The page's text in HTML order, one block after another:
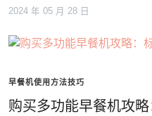
2024 年 05 月 28 日
早餐机使用方法技巧
购买多功能早餐机攻